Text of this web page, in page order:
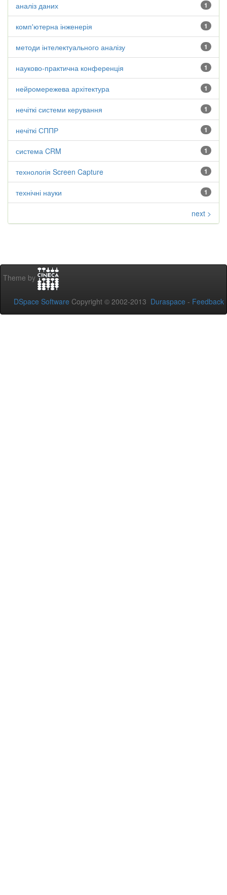
1
аналіз даних
1
комп'ютерна інженерія
1
методи інтелектуального аналізу
1
науково-практична конференція
1
нейромережева архітектура
1
нечіткі системи керування
1
нечіткі СППР
1
система CRM
1
технологія Screen Capture
1
технічні науки
next >
Theme by
DSpace Software Copyright © 2002-2013 Duraspace - Feedback